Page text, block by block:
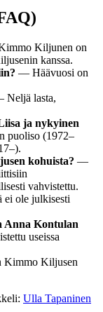
Kiljunen on
kanssa.
— Häävuosi on
Neljä lasta,
ja nykyinen
puoliso (1972–
kohuista? —
vahvistettu.
ole julkisesti
Anna Kontulan
useissa
Kiljusen
Ulla Tapaninen